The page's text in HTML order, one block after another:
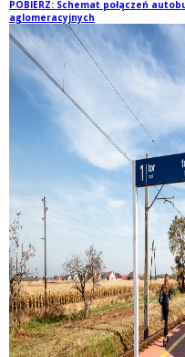
POBIERZ: Schemat połączeń
aglomeracyjnych